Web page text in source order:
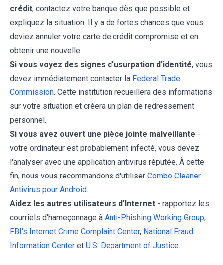
crédit, contactez votre banque dès que possible et
expliquez la situation. Il y a de fortes chances que vous
deviez annuler votre carte de crédit compromise et en
obtenir une nouvelle.
Si vous voyez des signes d'usurpation d'identité, vous
devez immédiatement contacter la Federal Trade
Commission. Cette institution recueillera des informations
sur votre situation et créera un plan de redressement
personnel.
Si vous avez ouvert une pièce jointe malveillante -
votre ordinateur est probablement infecté, vous devez
l'analyser avec une application antivirus réputée. À cette
fin, nous vous recommandons d'utiliser Combo Cleaner
Antivirus pour Android.
Aidez les autres utilisateurs d'Internet - rapportez les
courriels d'hameçonnage à Anti-Phishing Working Group,
FBI’s Internet Crime Complaint Center, National Fraud
Information Center et U.S. Department of Justice.